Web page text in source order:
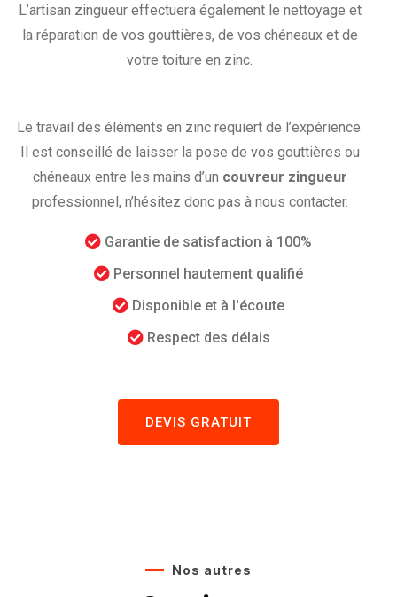
L’artisan zingueur effectuera également le nettoyage et
la réparation de vos gouttières, de vos chéneaux et de
votre toiture en zinc.
Le travail des éléments en zinc requiert de l’expérience.
Il est conseillé de laisser la pose de vos gouttières ou
chéneaux entre les mains d’un couvreur zingueur
professionnel, n’hésitez donc pas à nous contacter.
Garantie de satisfaction à 100%
Personnel hautement qualifié
Disponible et à l'écoute
Respect des délais
DEVIS GRATUIT
Nos autres